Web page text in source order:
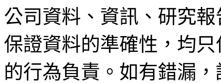
公司資料、資訊、研究
保證資料的準確性，均
的行為負責。如有錯漏